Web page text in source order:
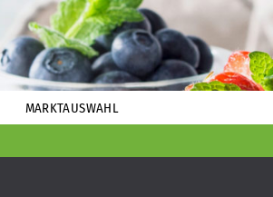
MARKTAUSWAHL